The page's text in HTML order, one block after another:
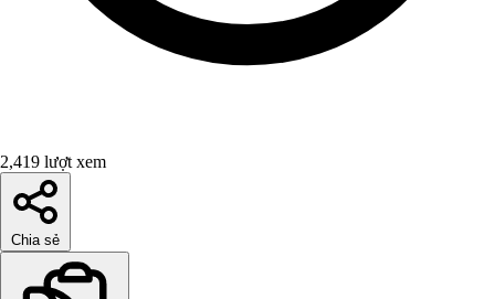
2,419 lượt xem
Chia sẻ